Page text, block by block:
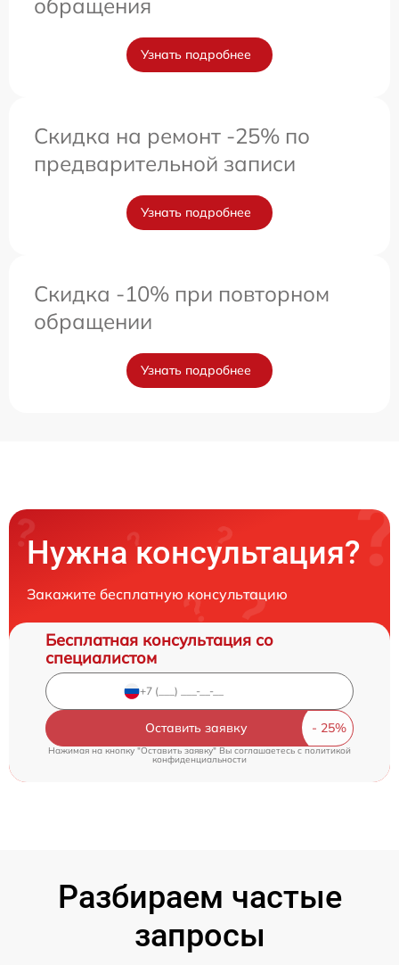
Узнать подробнее
Скидка на ремонт -25% по
предварительной записи
Узнать подробнее
Скидка -10% при повторном
обращении
Узнать подробнее
Нужна консультация?
Закажите бесплатную консультацию
Бесплатная консультация со
специалистом
Оставить заявку
Нажимая на кнопку "Оставить заявку" Вы соглашаетесь cполитикой
конфиденциальности
Разбираем частые
запросы